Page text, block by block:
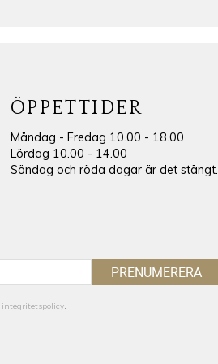
ÖPPETTIDER
Måndag - Fredag 10.00 - 18.00
Lördag 10.00 - 14.00
Söndag och röda dagar är det stängt.
PRENUMERERA
integritetspolicy.